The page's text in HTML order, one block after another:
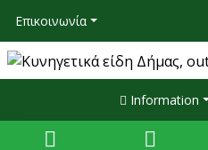
Επικοινωνία
Information